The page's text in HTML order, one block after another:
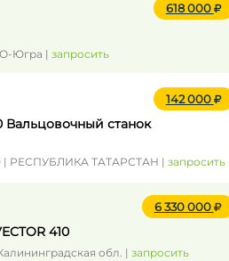
618 000
Югра | запросить
142 000
Вальцовочный станок
РЕСПУБЛИКА ТАТАРСТАН | запросить
6 330 000
410
обл. | запросить